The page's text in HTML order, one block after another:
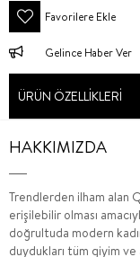
Favorilere Ekle
Gelince Haber Ver
ÜRÜN ÖZELLIKLERI
HAKKIMIZDA
Trendlerden ilham alan
erişilebilir olması
doğrultuda modern
duydukları tüm giyim